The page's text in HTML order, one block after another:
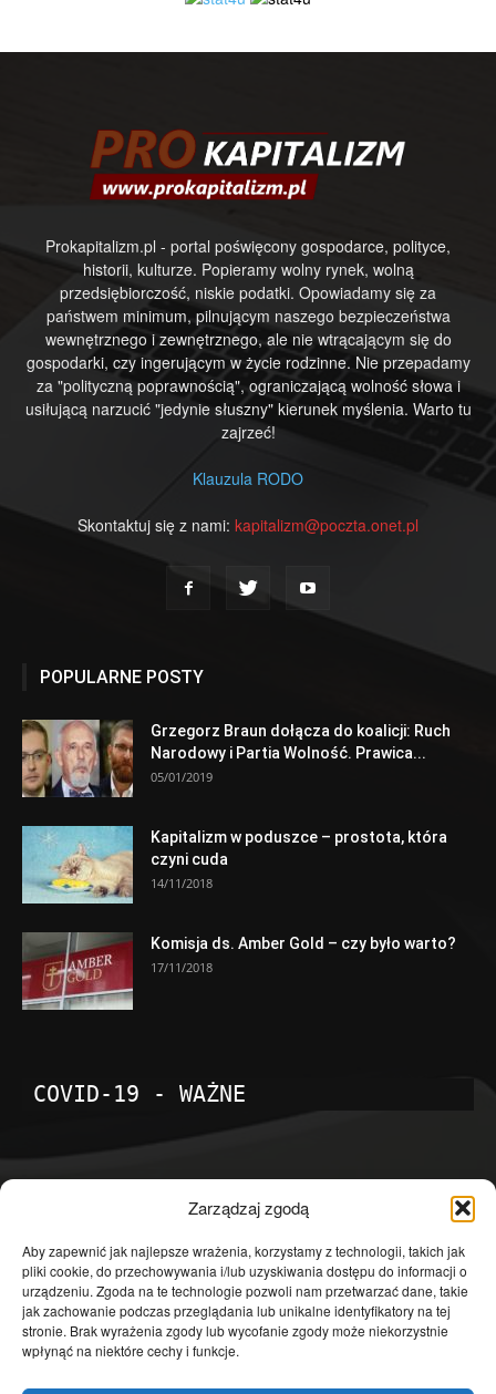
Zarządzaj zgodą
Aby zapewnić jak najlepsze wrażenia, korzystamy z technologii, takich jak
pliki cookie, do przechowywania i/lub uzyskiwania dostępu do informacji o
urządzeniu. Zgoda na te technologie pozwoli nam przetwarzać dane, takie
jak zachowanie podczas przeglądania lub unikalne identyfikatory na tej
stronie. Brak wyrażenia zgody lub wycofanie zgody może niekorzystnie
wpłynąć na niektóre cechy i funkcje.
Prokapitalizm.pl - portal poświęcony gospodarce, polityce,
historii, kulturze. Popieramy wolny rynek, wolną
przedsiębiorczość, niskie podatki. Opowiadamy się za
państwem minimum, pilnującym naszego bezpieczeństwa
wewnętrznego i zewnętrznego, ale nie wtrącającym się do
gospodarki, czy ingerującym w życie rodzinne. Nie przepadamy
za "polityczną poprawnością", ograniczającą wolność słowa i
usiłującą narzucić "jedynie słuszny" kierunek myślenia. Warto tu
zajrzeć!
Klauzula RODO
Skontaktuj się z nami: kapitalizm@poczta.onet.pl
POPULARNE POSTY
Grzegorz Braun dołącza do koalicji: Ruch
Narodowy i Partia Wolność. Prawica...
05/01/2019
Kapitalizm w poduszce – prostota, która
czyni cuda
14/11/2018
Komisja ds. Amber Gold – czy było warto?
17/11/2018
COVID-19 - WAŻNE
Temat dnia
4601
Publicystyka
4363
Polityka
3639
Polska
Społeczeństwo
2823